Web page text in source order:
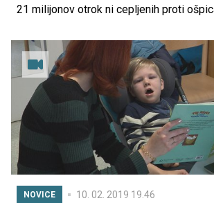
21 milijonov otrok ni cepljenih proti
NOVICE 10. 02. 2019 19.46